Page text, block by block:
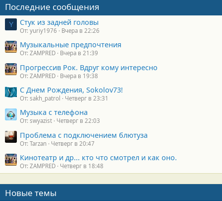
Последние сообщения
Y Стук из задней головы
От: yuriy1976 Вчера в 22:26
Музыкальные предпочтения
От: ZAMPRED Вчера в 21:39
Прогрессив Рок. Вдруг кому интересно
От: ZAMPRED Вчера в 19:38
С Днем Рождения, Sokolov73!
От: sakh_patrol Четверг в 23:31
Музыка с телефона
От: swyazist Четверг в 22:03
Проблема с подключением блютуза
От: Tarzan Четверг в 20:47
Кинотеатр и др... кто что смотрел и как оно.
От: ZAMPRED Четверг в 18:48
Новые темы